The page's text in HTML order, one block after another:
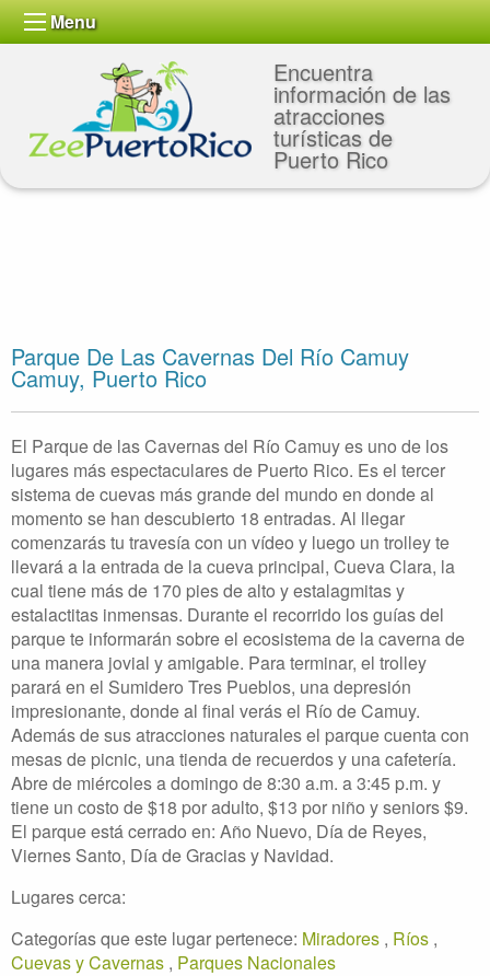
Menu
Encuentra
información de las
atracciones
turísticas de
Puerto Rico
Parque De Las Cavernas Del Río Camuy
Camuy, Puerto Rico
El Parque de las Cavernas del Río Camuy es uno de los
lugares más espectaculares de Puerto Rico. Es el tercer
sistema de cuevas más grande del mundo en donde al
momento se han descubierto 18 entradas. Al llegar
comenzarás tu travesía con un vídeo y luego un trolley te
llevará a la entrada de la cueva principal, Cueva Clara, la
cual tiene más de 170 pies de alto y estalagmitas y
estalactitas inmensas. Durante el recorrido los guías del
parque te informarán sobre el ecosistema de la caverna de
una manera jovial y amigable. Para terminar, el trolley
parará en el Sumidero Tres Pueblos, una depresión
impresionante, donde al final verás el Río de Camuy.
Además de sus atracciones naturales el parque cuenta con
mesas de picnic, una tienda de recuerdos y una cafetería.
Abre de miércoles a domingo de 8:30 a.m. a 3:45 p.m. y
tiene un costo de $18 por adulto, $13 por niño y seniors $9.
El parque está cerrado en: Año Nuevo, Día de Reyes,
Viernes Santo, Día de Gracias y Navidad.
Lugares cerca:
Categorías que este lugar pertenece: Miradores , Ríos ,
Cuevas y Cavernas , Parques Nacionales